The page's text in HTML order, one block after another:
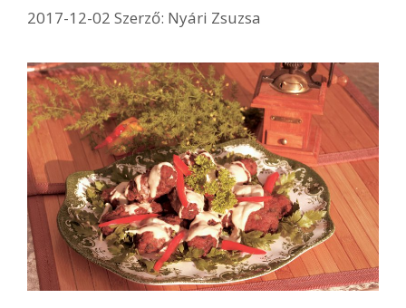
2017-12-02 Szerző: Nyári Zsuzsa